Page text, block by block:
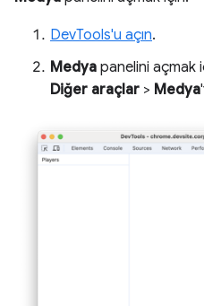
DevTools'u açın.
Medya panelini açmak
Diğer araçlar > Medya